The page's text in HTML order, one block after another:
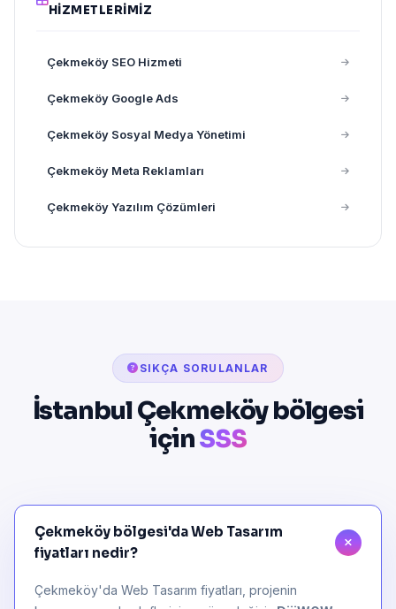
HIZMETLERIMIZ
Çekmeköy SEO Hizmeti
Çekmeköy Google Ads
Çekmeköy Sosyal Medya Yönetimi
Çekmeköy Meta Reklamları
Çekmeköy Yazılım Çözümleri
SIKÇA SORULANLAR
İstanbul Çekmeköy bölgesi
içinSSS
Çekmeköy bölgesi'da Web Tasarım
fiyatları nedir?
Çekmeköy'da Web Tasarım fiyatları, projenin